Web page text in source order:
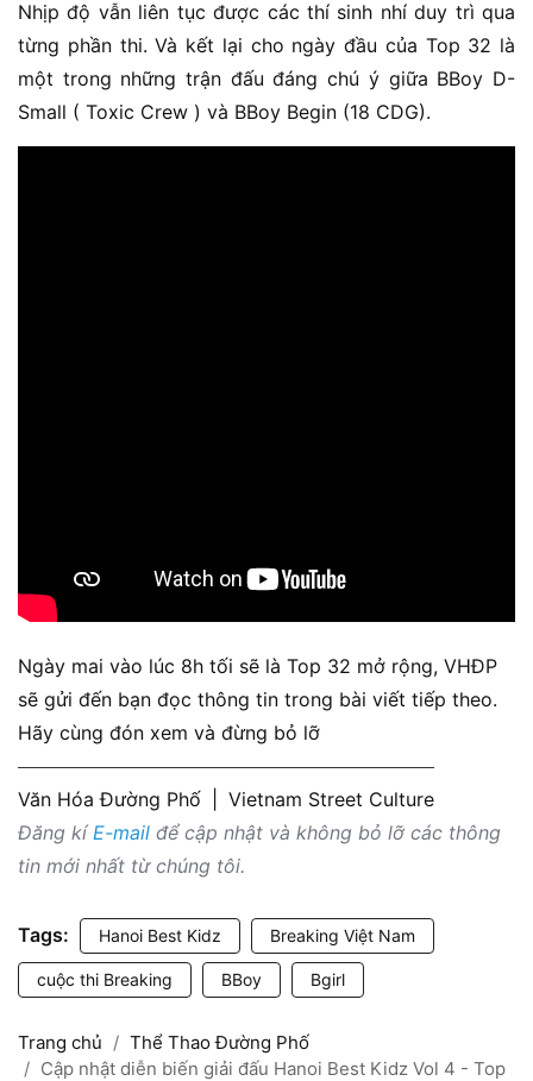
Nhịp độ vẫn liên tục được các thí sinh nhí duy trì qua
từng phần thi. Và kết lại cho ngày đầu của Top 32 là
một trong những trận đấu đáng chú ý giữa BBoy D-
Small ( Toxic Crew ) và BBoy Begin (18 CDG).
Ngày mai vào lúc 8h tối sẽ là Top 32 mở rộng, VHĐP
sẽ gửi đến bạn đọc thông tin trong bài viết tiếp theo.
Hãy cùng đón xem và đừng bỏ lỡ
Văn Hóa Đường Phố
Vietnam Street Culture
Đăng kí E-mail để cập nhật và không bỏ lỡ các thông
tin mới nhất từ chúng tôi.
Tags: Hanoi Best Kidz Breaking Việt Nam
cuộc thi Breaking BBoy Bgirl
Trang chủ
Thể Thao Đường Phố
Cập nhật diễn biến giải đấu Hanoi Best Kidz Vol 4 - Top